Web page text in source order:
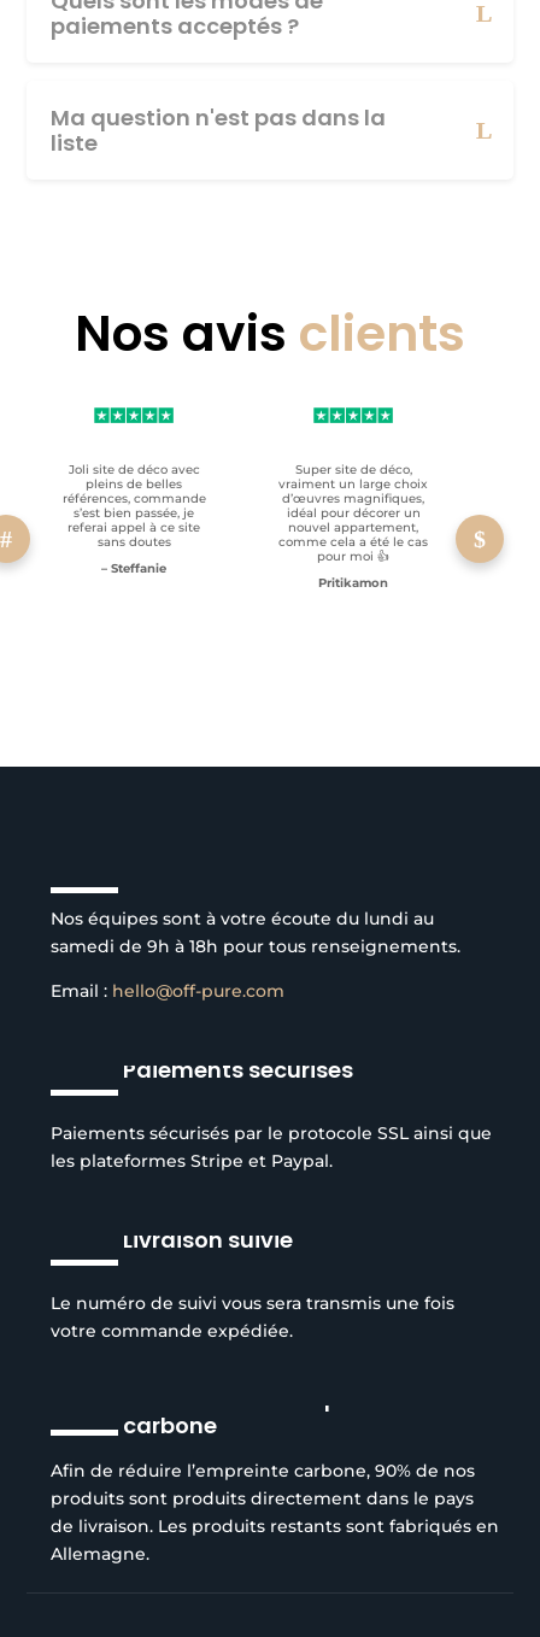
paiements acceptés ?
Ma question n'est pas dans la
liste
Nos avis clients
Joli site de déco avec
pleins de belles
références, commande
s’est bien passée, je
referai appel à ce site
sans doutes
– Steffanie
Super site de déco,
vraiment un large choix
d’œuvres magnifiques,
idéal pour décorer un
nouvel appartement,
comme cela a été le cas
pour moi 👍
Pritikamon
Nos équipes sont à votre écoute du lundi au
samedi de 9h à 18h pour tous renseignements.
Email : hello@off-pure.com
Paiements sécurisés
Paiements sécurisés par le protocole SSL ainsi que
les plateformes Stripe et Paypal.
Livraison suivie
Le numéro de suivi vous sera transmis une fois
votre commande expédiée.
Réduction de l’empreinte
carbone
Afin de réduire l’empreinte carbone, 90% de nos
produits sont produits directement dans le pays
de livraison. Les produits restants sont fabriqués en
Allemagne.